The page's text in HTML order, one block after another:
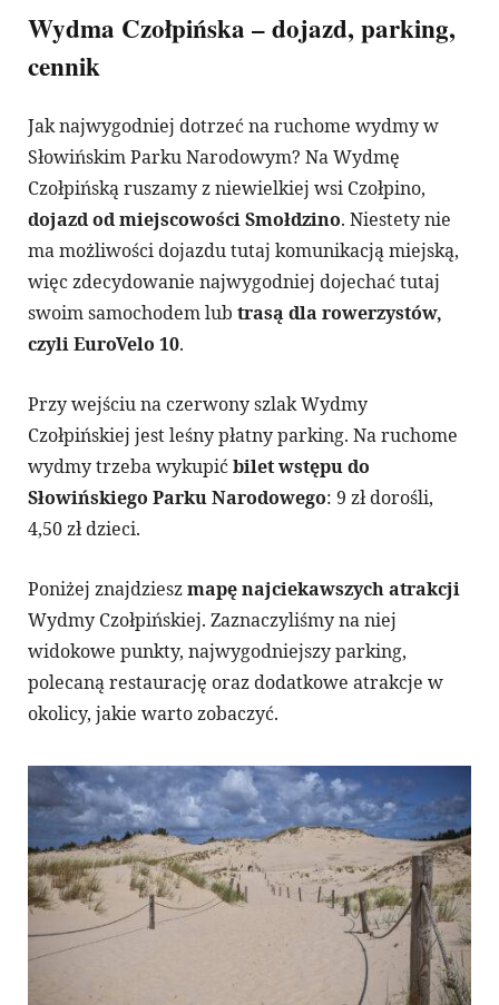
Wydma Czołpińska – dojazd, parking,
cennik
Jak najwygodniej dotrzeć na ruchome wydmy w
Słowińskim Parku Narodowym? Na Wydmę
Czołpińską ruszamy z niewielkiej wsi Czołpino,
dojazd od miejscowości Smołdzino. Niestety nie
ma możliwości dojazdu tutaj komunikacją miejską,
więc zdecydowanie najwygodniej dojechać tutaj
swoim samochodem lub trasą dla rowerzystów,
czyli EuroVelo 10.
Przy wejściu na czerwony szlak Wydmy
Czołpińskiej jest leśny płatny parking. Na ruchome
wydmy trzeba wykupićbilet wstępu do
Słowińskiego Parku Narodowego: 9 zł dorośli,
4,50 zł dzieci.
Poniżej znajdzieszmapę najciekawszych atrakcji
Wydmy Czołpińskiej. Zaznaczyliśmy na niej
widokowe punkty, najwygodniejszy parking,
polecaną restaurację oraz dodatkowe atrakcje w
okolicy, jakie warto zobaczyć.